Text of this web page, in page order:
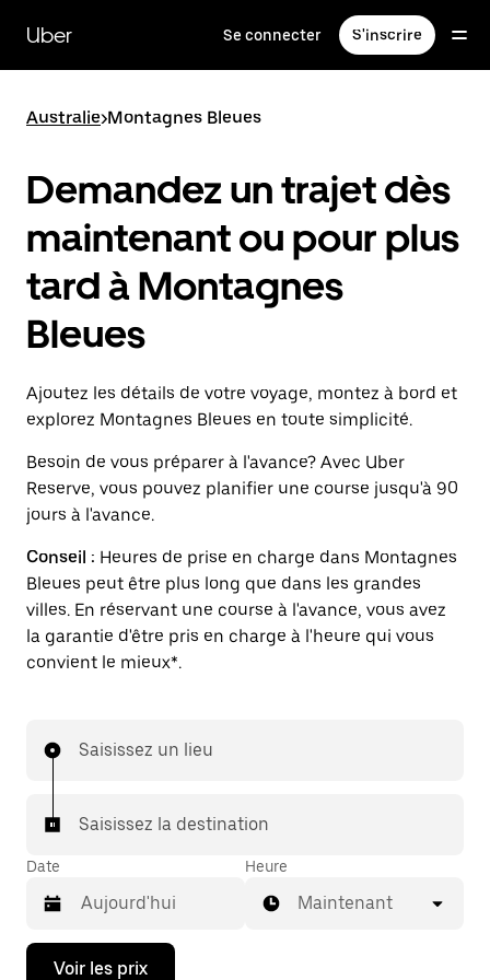
contenu
principal
Uber Se connecter S'inscrire
Australie>Montagnes Bleues
Demandez un trajet dès
maintenant ou pour plus
tard à Montagnes
Bleues
Ajoutez les détails de votre voyage, montez à bord et
explorez Montagnes Bleues en toute simplicité.
Besoin de vous préparer à l'avance? Avec Uber
Reserve, vous pouvez planifier une course jusqu'à 90
jours à l'avance.
Conseil : Heures de prise en charge dans Montagnes
Bleues peut être plus long que dans les grandes
villes. En réservant une course à l'avance, vous avez
la garantie d'être pris en charge à l'heure qui vous
convient le mieux*.
Saisissez un lieu
Saisissez la destination
Date
Appuyez
Heure
Maintenant
Voir les prix